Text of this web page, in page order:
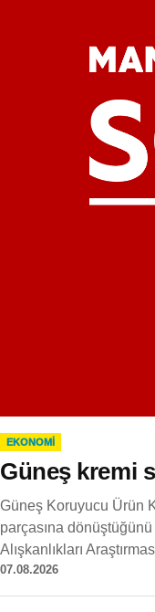
EKONOMI
Güneş kremi
Güneş Koruyucu Ürün
parçasına
Alışkanlıkları
07.08.2026